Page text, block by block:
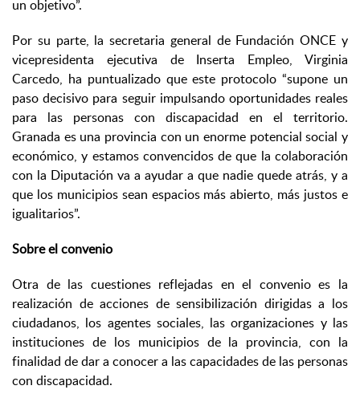
un objetivo”.
Por su parte, la secretaria general de Fundación ONCE y
vicepresidenta ejecutiva de Inserta Empleo, Virginia
Carcedo, ha puntualizado que este protocolo “supone un
paso decisivo para seguir impulsando oportunidades reales
para las personas con discapacidad en el territorio.
Granada es una provincia con un enorme potencial social y
económico, y estamos convencidos de que la colaboración
con la Diputación va a ayudar a que nadie quede atrás, y a
que los municipios sean espacios más abierto, más justos e
igualitarios”.
Sobre el convenio
Otra de las cuestiones reflejadas en el convenio es la
realización de acciones de sensibilización dirigidas a los
ciudadanos, los agentes sociales, las organizaciones y las
instituciones de los municipios de la provincia, con la
finalidad de dar a conocer a las capacidades de las personas
con discapacidad.